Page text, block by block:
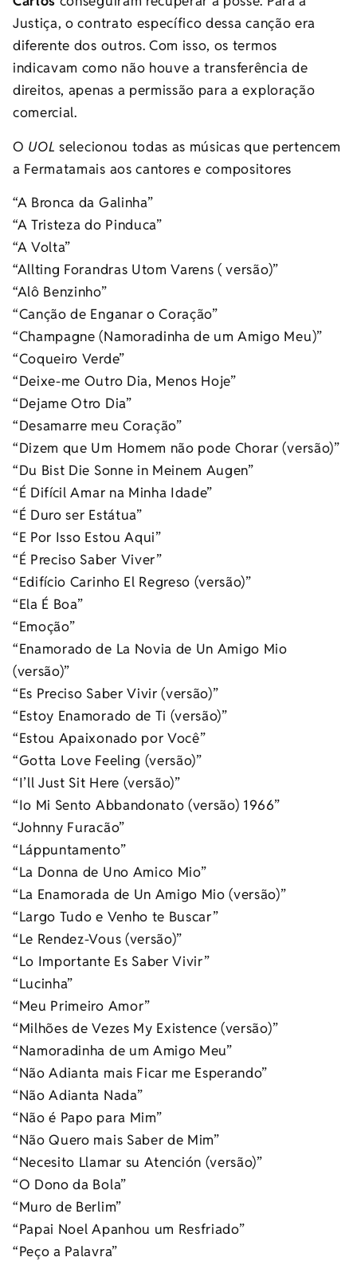
Justiça, o contrato específico dessa canção era
diferente dos outros. Com isso, os termos
indicavam como não houve a transferência de
direitos, apenas a permissão para a exploração
comercial.
O UOL selecionou todas as músicas que pertencem
a Fermatamais aos cantores e compositores
“A Bronca da Galinha”
“A Tristeza do Pinduca”
“A Volta”
“Allting Forandras Utom Varens ( versão)”
“Alô Benzinho”
“Canção de Enganar o Coração”
“Champagne (Namoradinha de um Amigo Meu)”
“Coqueiro Verde”
“Deixe-me Outro Dia, Menos Hoje”
“Dejame Otro Dia”
“Desamarre meu Coração”
“Dizem que Um Homem não pode Chorar (versão)”
“Du Bist Die Sonne in Meinem Augen”
“É Difícil Amar na Minha Idade”
“É Duro ser Estátua”
“E Por Isso Estou Aqui”
“É Preciso Saber Viver”
“Edifício Carinho El Regreso (versão)”
“Ela É Boa”
“Emoção”
“Enamorado de La Novia de Un Amigo Mio
(versão)”
“Es Preciso Saber Vivir (versão)”
“Estoy Enamorado de Ti (versão)”
“Estou Apaixonado por Você”
“Gotta Love Feeling (versão)”
“I’ll Just Sit Here (versão)”
“Io Mi Sento Abbandonato (versão) 1966”
“Johnny Furacão”
“Láppuntamento”
“La Donna de Uno Amico Mio”
“La Enamorada de Un Amigo Mio (versão)”
“Largo Tudo e Venho te Buscar”
“Le Rendez-Vous (versão)”
“Lo Importante Es Saber Vivir”
“Lucinha”
“Meu Primeiro Amor”
“Milhões de Vezes My Existence (versão)”
“Namoradinha de um Amigo Meu”
“Não Adianta mais Ficar me Esperando”
“Não Adianta Nada”
“Não é Papo para Mim”
“Não Quero mais Saber de Mim”
“Necesito Llamar su Atención (versão)”
“O Dono da Bola”
“Muro de Berlim”
“Papai Noel Apanhou um Resfriado”
“Peço a Palavra”